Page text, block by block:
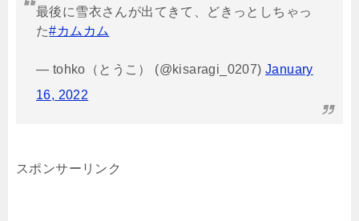
最後に雪衣さんが出てきて、どきっとしちゃっ
た#カムカム
— tohko（とうこ） (@kisaragi_0207) January
16, 2022
スポンサーリンク